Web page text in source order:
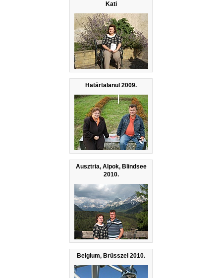
Kati
Határtalanul 2009.
Ausztria, Alpok, Blindsee
2010.
Belgium, Brüsszel 2010.